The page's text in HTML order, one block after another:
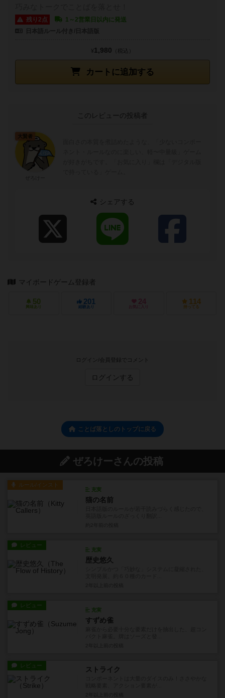
残り2点
1～2営業日以内に発送
カートに追加する
¥1,980 （税込）
このレビューの投稿者
大賢者
シェアする
マイボードゲーム登録者
50
興味あり
201
経験あり
24
お気に入り
114
持ってる
ログイン/会員登録でコメント
ログインする
ことば落としのトップに戻る
ぜろけーさんの投稿
ルール/インスト
充実
猫の名前
レビュー
充実
歴史悠久
レビュー
充実
すずめ雀
レビュー ストライク